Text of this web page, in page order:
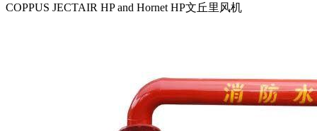
COPPUS JECTAIR HP and Hornet HP文丘里风机